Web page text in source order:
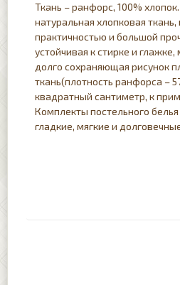
Ткань – ранфорс, 100%
натуральная хлопковая ткань,
практичностью и большой
устойчивая к стирке и
долго сохраняющая рисунок
ткань(плотность ранфорса –
квадратный сантиметр, к
Комплекты постельного
гладкие, мягкие и